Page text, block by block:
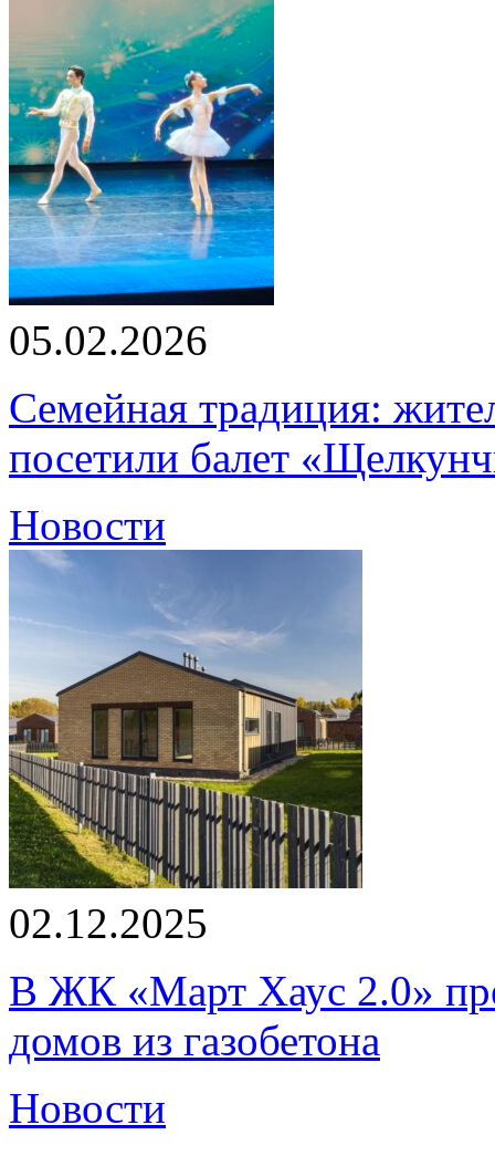
05.02.2026
Семейная традиция:
посетили балет
Новости
02.12.2025
В ЖК «Март Хаус 2.0»
домов из газобетона
Новости